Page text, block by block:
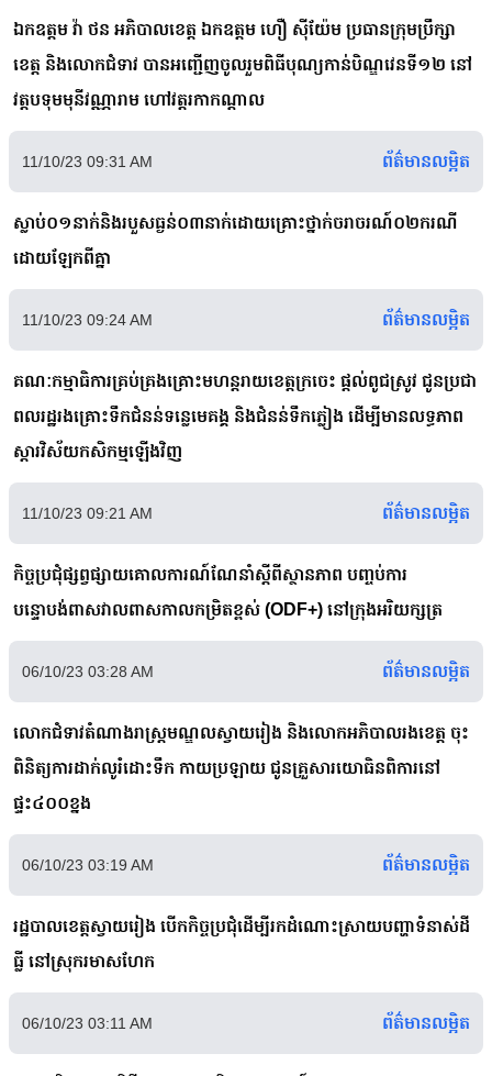
ឯកឧត្តម វ៉ា ថន អភិបាលខេត្ត ឯកឧត្តម ហឿ សុីយ៉ែម ប្រធានក្រុមប្រឹក្សា
ខេត្ត និងលោកជំទាវ បានអញ្ជើញចូលរួមពិធីបុណ្យកាន់បិណ្ឌវេនទី១២ នៅ
វត្តបទុមមុនីវណ្ណារាម ហៅវត្តរកាកណ្ដាល
11/10/23 09:31 AM ព័ត៌មានលម្អិត
ស្លាប់០១នាក់និងរបួសធ្ងន់០៣នាក់ដោយគ្រោះថ្នាក់ចរាចរណ៍០២ករណី
ដោយឡែកពីគ្នា
11/10/23 09:24 AM ព័ត៌មានលម្អិត
គណៈកម្មាធិការគ្រប់គ្រងគ្រោះមហន្ដរាយខេត្តក្រចេះ ផ្ដល់ពូជស្រូវ ជូនប្រជា
ពលរដ្ឋរងគ្រោះទឹកជំនន់ទន្លេមេគង្គ និងជំនន់ទឹកភ្លៀង ដើម្បីមានលទ្ធភាព
ស្តារវិស័យកសិកម្មឡើងវិញ
11/10/23 09:21 AM ព័ត៌មានលម្អិត
កិច្ចប្រជុំផ្សព្វផ្សាយគោលការណ៍ណែនាំស្តីពីស្ថានភាព បញ្ចប់ការ
បន្ទោបង់ពាសវាលពាសកាលកម្រិតខ្ពស់ (ODF+) នៅក្រុងអរិយក្សត្រ
06/10/23 03:28 AM ព័ត៌មានលម្អិត
លោកជំទាវតំណាងរាស្ត្រមណ្ឌលស្វាយរៀង និងលោកអភិបាលរងខេត្ត ចុះ
ពិនិត្យការដាក់លូរំដោះទឹក កាយប្រឡាយ ជូនគ្រួសារយោធិនពិការនៅ
ផ្ទះ៤០០ខ្នង
06/10/23 03:19 AM ព័ត៌មានលម្អិត
រដ្ឋបាលខេត្តស្វាយរៀង បើកកិច្ចប្រជុំដើម្បីរកដំណោះស្រាយបញ្ហាទំនាស់ដី
ធ្លី នៅស្រុករមាសហែក
06/10/23 03:11 AM ព័ត៌មានលម្អិត